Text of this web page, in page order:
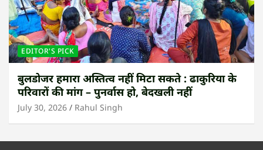
EDITOR'S PICK
बुलडोजर हमारा अस्तित्व नहीं मिटा सकते : ढाकुरिया के
परिवारों की मांग – पुनर्वास हो, बेदखली नहीं
July 30, 2026 Rahul Singh